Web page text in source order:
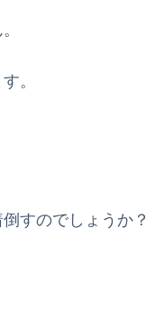
。
すのでしょうか？